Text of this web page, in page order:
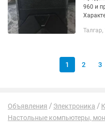
960 и
Талгар,
1 2 3
Объявления Электроника
Настольные компьютеры,